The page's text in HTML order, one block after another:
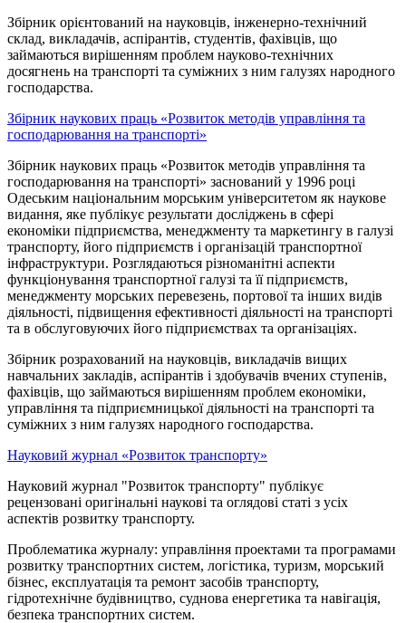
Збірник орієнтований на науковців, інженерно-технічний
склад, викладачів, аспірантів, студентів, фахівців, що
займаються вирішенням проблем науково-технічних
досягнень на транспорті та суміжних з ним галузях народного
господарства.
Збірник наукових праць «Розвиток методів управління та
господарювання на транспорті»
Збірник наукових праць «Розвиток методів управління та
господарювання на транспорті» заснований у 1996 році
Одеським національним морським університетом як наукове
видання, яке публікує результати досліджень в сфері
економіки підприємства, менеджменту та маркетингу в галузі
транспорту, його підприємств і організацій транспортної
інфраструктури. Розглядаються різноманітні аспекти
функціонування транспортної галузі та її підприємств,
менеджменту морських перевезень, портової та інших видів
діяльності, підвищення ефективності діяльності на транспорті
та в обслуговуючих його підприємствах та організаціях.
Збірник розрахований на науковців, викладачів вищих
навчальних закладів, аспірантів і здобувачів вчених ступенів,
фахівців, що займаються вирішенням проблем економіки,
управління та підприємницької діяльності на транспорті та
суміжних з ним галузях народного господарства.
Науковий журнал «Розвиток транспорту»
Науковий журнал "Розвиток транспорту" публікує
рецензовані оригінальні наукові та оглядові статі з усіх
аспектів розвитку транспорту.
Проблематика журналу: управління проектами та програмами
розвитку транспортних систем, логістика, туризм, морський
бізнес, експлуатація та ремонт засобів транспорту,
гідротехнічне будівництво, суднова енергетика та навігація,
безпека транспортних систем.